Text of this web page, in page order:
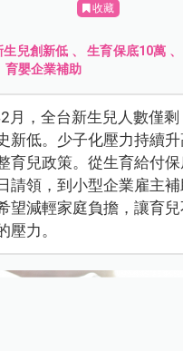
收藏
生兒創新低 、生育保底10萬 、
育嬰企業補助
月，全台新生兒人數僅
新低。少子化壓力持續
育兒政策。從生育給付
請領，到小型企業雇主
望減輕家庭負擔，讓育
壓力。